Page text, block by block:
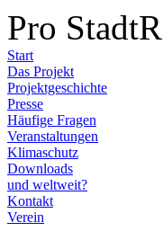
Pro
Start
Das Projekt
Projektgeschichte
Presse
Häufige Fragen
Veranstaltungen
Klimaschutz
Downloads
und weltweit?
Kontakt
Verein